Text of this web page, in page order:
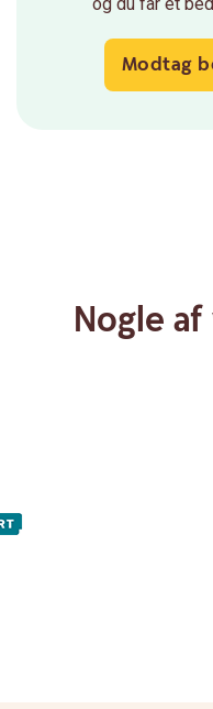
Modtag
Nogle